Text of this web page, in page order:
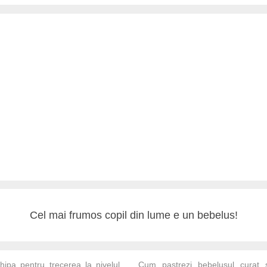
Cel mai frumos copil din lume e un bebelus!
pentru trecerea la nivelul
Cum pastrezi bebelusul